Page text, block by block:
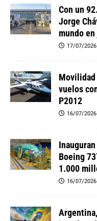
Con un
Jorge
mundo
17/07/2026
Movilidad
vuelos
P2012
16/07/2026
Boeing
1.000
16/07/2026